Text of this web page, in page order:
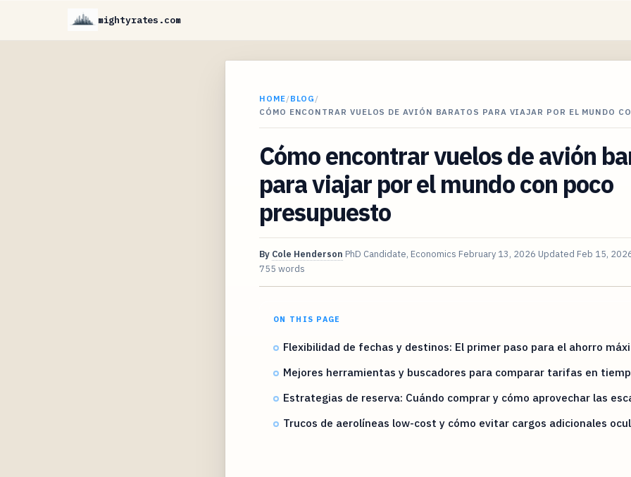
mightyrates.com
HOME/BLOG /
CÓMO ENCONTRAR VUELOS DE AVIÓN BARATOS PARA VIAJAR POR EL MUNDO
Cómo encontrar vuelos de avión
para viajar por el mundo con poco
presupuesto
By Cole Henderson PhD Candidate, Economics February 13, 2026 Updated Feb 15,
755 words
ON THIS PAGE
Flexibilidad de fechas y destinos: El primer paso para el ahorro
Mejores herramientas y buscadores para comparar tarifas en
Estrategias de reserva: Cuándo comprar y cómo aprovechar las
Trucos de aerolíneas low-cost y cómo evitar cargos adicionales